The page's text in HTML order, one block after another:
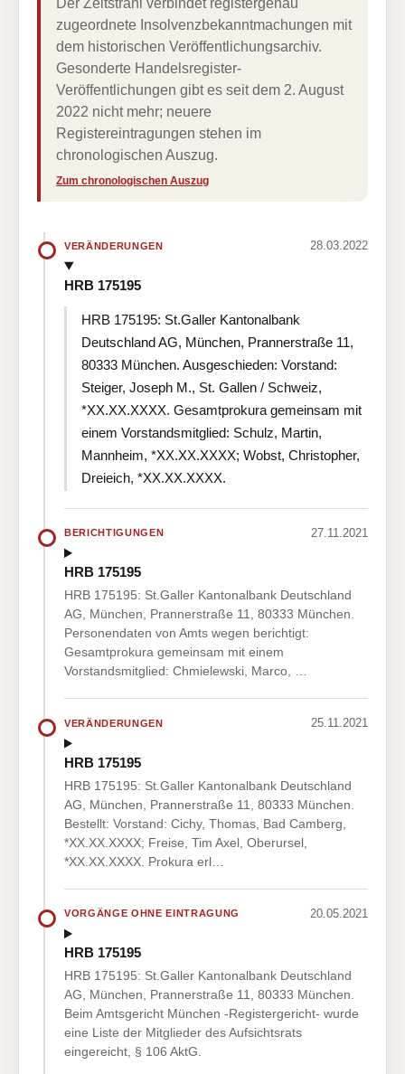
Der Zeitstrahl verbindet registergenau
zugeordnete Insolvenzbekanntmachungen mit
dem historischen Veröffentlichungsarchiv.
Gesonderte Handelsregister-
Veröffentlichungen gibt es seit dem 2. August
2022 nicht mehr; neuere
Registereintragungen stehen im
chronologischen Auszug.
Zum chronologischen Auszug
VERÄNDERUNGEN 28.03.2022
HRB 175195
HRB 175195: St.Galler Kantonalbank
Deutschland AG, München, Prannerstraße 11,
80333 München. Ausgeschieden: Vorstand:
Steiger, Joseph M., St. Gallen / Schweiz,
*XX.XX.XXXX. Gesamtprokura gemeinsam mit
einem Vorstandsmitglied: Schulz, Martin,
Mannheim, *XX.XX.XXXX; Wobst, Christopher,
Dreieich, *XX.XX.XXXX.
BERICHTIGUNGEN 27.11.2021
HRB 175195
HRB 175195: St.Galler Kantonalbank Deutschland
AG, München, Prannerstraße 11, 80333 München.
Personendaten von Amts wegen berichtigt:
Gesamtprokura gemeinsam mit einem
Vorstandsmitglied: Chmielewski, Marco, …
VERÄNDERUNGEN 25.11.2021
HRB 175195
HRB 175195: St.Galler Kantonalbank Deutschland
AG, München, Prannerstraße 11, 80333 München.
Bestellt: Vorstand: Cichy, Thomas, Bad Camberg,
*XX.XX.XXXX; Freise, Tim Axel, Oberursel,
*XX.XX.XXXX. Prokura erl…
VORGÄNGE OHNE EINTRAGUNG 20.05.2021
HRB 175195
HRB 175195: St.Galler Kantonalbank Deutschland
AG, München, Prannerstraße 11, 80333 München.
Beim Amtsgericht München -Registergericht- wurde
eine Liste der Mitglieder des Aufsichtsrats
eingereicht, § 106 AktG.